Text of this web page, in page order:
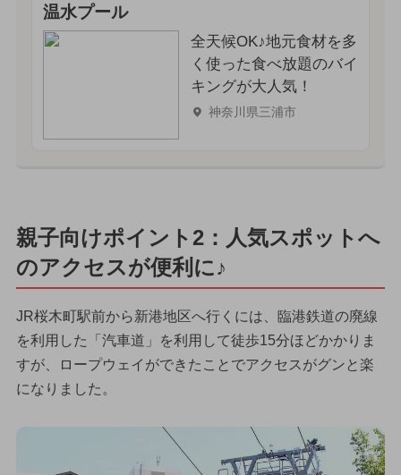
温水プール
全天候OK♪地元食材を多
く使った食べ放題のバイ
キングが大人気！
神奈川県三浦市
親子向けポイント2：人気スポットへ
のアクセスが便利に♪
JR桜木町駅前から新港地区へ行くには、臨港鉄道の廃線
を利用した「汽車道」を利用して徒歩15分ほどかかりま
すが、ロープウェイができたことでアクセスがグンと楽
になりました。